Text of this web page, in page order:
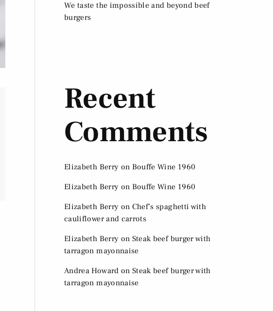
We taste the impossible and beyond beef
burgers
Recent
Comments
Elizabeth Berry on Bouffe Wine 1960
Elizabeth Berry on Bouffe Wine 1960
Elizabeth Berry on Chef’s spaghetti with
cauliflower and carrots
Elizabeth Berry on Steak beef burger with
tarragon mayonnaise
Andrea Howard on Steak beef burger with
tarragon mayonnaise